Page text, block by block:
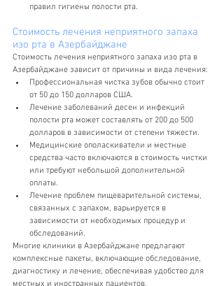
правил гигиены полости рта.
Стоимость лечения неприятного запаха
изо рта в Азербайджане
Стоимость лечения неприятного запаха изо рта в
Азербайджане зависит от причины и вида лечения:
Профессиональная чистка зубов обычно стоит
от 50 до 150 долларов США.
Лечение заболеваний десен и инфекций
полости рта может составлять от 200 до 500
долларов в зависимости от степени тяжести.
Медицинские ополаскиватели и местные
средства часто включаются в стоимость чистки
или требуют небольшой дополнительной
оплаты.
Лечение проблем пищеварительной системы,
связанных с запахом, варьируется в
зависимости от необходимых процедур и
обследований.
Многие клиники в Азербайджане предлагают
комплексные пакеты, включающие обследование,
диагностику и лечение, обеспечивая удобство для
местных и иностранных пациентов.